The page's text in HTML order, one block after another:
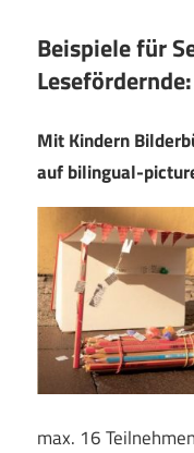
Beispiele für
Lesefördernde:
Mit Kindern
auf bilingual-
max. 16